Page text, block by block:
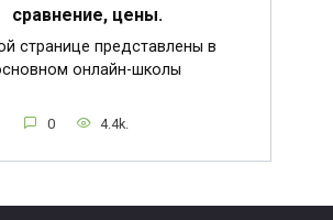
сравнение, цены.
странице представлены в
онлайн-школы
0 4.4k.